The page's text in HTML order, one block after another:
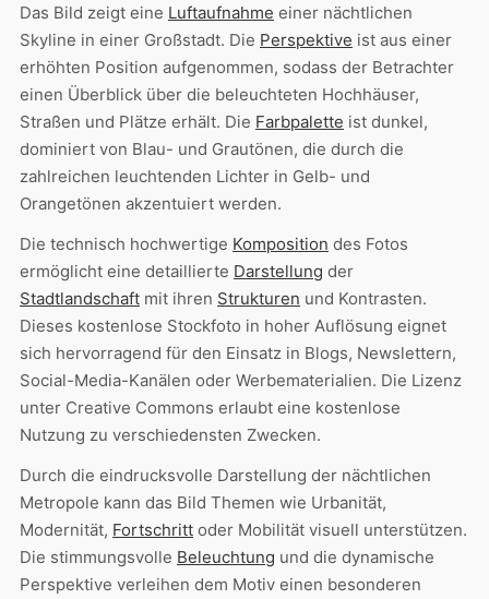
Das Bild zeigt eine Luftaufnahme einer nächtlichen
Skyline in einer Großstadt. Die Perspektive ist aus einer
erhöhten Position aufgenommen, sodass der Betrachter
einen Überblick über die beleuchteten Hochhäuser,
Straßen und Plätze erhält. Die Farbpalette ist dunkel,
dominiert von Blau- und Grautönen, die durch die
zahlreichen leuchtenden Lichter in Gelb- und
Orangetönen akzentuiert werden.
Die technisch hochwertige Komposition des Fotos
ermöglicht eine detaillierte Darstellung der
Stadtlandschaft mit ihren Strukturen und Kontrasten.
Dieses kostenlose Stockfoto in hoher Auflösung eignet
sich hervorragend für den Einsatz in Blogs, Newslettern,
Social-Media-Kanälen oder Werbematerialien. Die Lizenz
unter Creative Commons erlaubt eine kostenlose
Nutzung zu verschiedensten Zwecken.
Durch die eindrucksvolle Darstellung der nächtlichen
Metropole kann das Bild Themen wie Urbanität,
Modernität, Fortschritt oder Mobilität visuell unterstützen.
Die stimmungsvolle Beleuchtung und die dynamische
Perspektive verleihen dem Motiv einen besonderen